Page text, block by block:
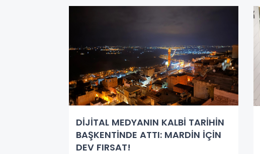
​DİJİTAL MEDYANIN KALBİ TARİHİN
BAŞKENTİNDE ATTI: MARDİN İÇİN
DEV FIRSAT!